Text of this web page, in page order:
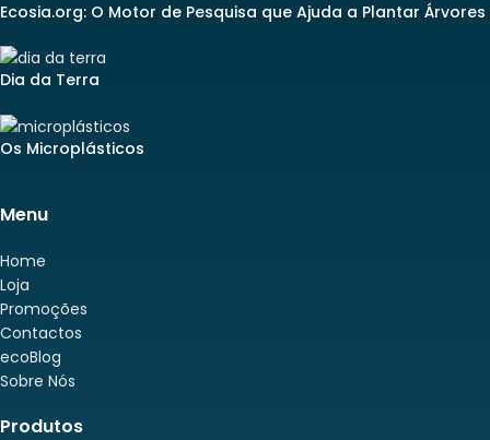
Ecosia.org: O Motor de Pesquisa que Ajuda a Plantar Árvores
Dia da Terra
Os Microplásticos
Menu
Home
Loja
Promoções
Contactos
ecoBlog
Sobre Nós
Produtos